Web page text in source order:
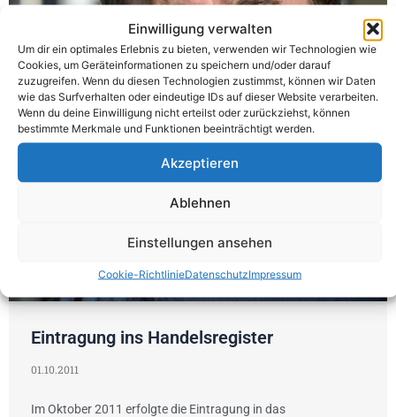
Einwilligung verwalten
Um dir ein optimales Erlebnis zu bieten, verwenden wir Technologien wie
Cookies, um Geräteinformationen zu speichern und/oder darauf
zuzugreifen. Wenn du diesen Technologien zustimmst, können wir Daten
wie das Surfverhalten oder eindeutige IDs auf dieser Website verarbeiten.
Wenn du deine Einwilligung nicht erteilst oder zurückziehst, können
bestimmte Merkmale und Funktionen beeinträchtigt werden.
Akzeptieren
Ablehnen
Einstellungen ansehen
Cookie-RichtlinieDatenschutzImpressum
Eintragung ins Handelsregister
01.10.2011
Im Oktober 2011 erfolgte die Eintragung in das